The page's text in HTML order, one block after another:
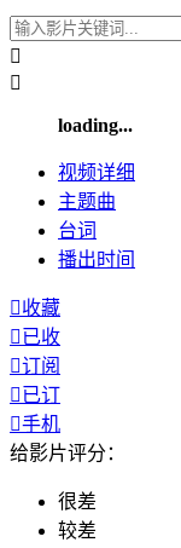


loading...
视频详细
主题曲
台词
播出时间
收藏
已收
订阅
已订
手机
给影片评分：
很差
较差